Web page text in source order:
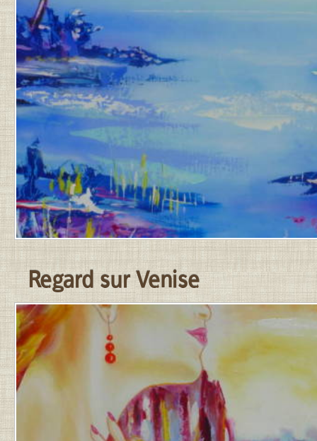
MARS
2026
PAR
JEAN-
PIERRE.
Regard sur Venise
PUBLIÉ
LE
31
MARS
2026
PAR
JEAN-